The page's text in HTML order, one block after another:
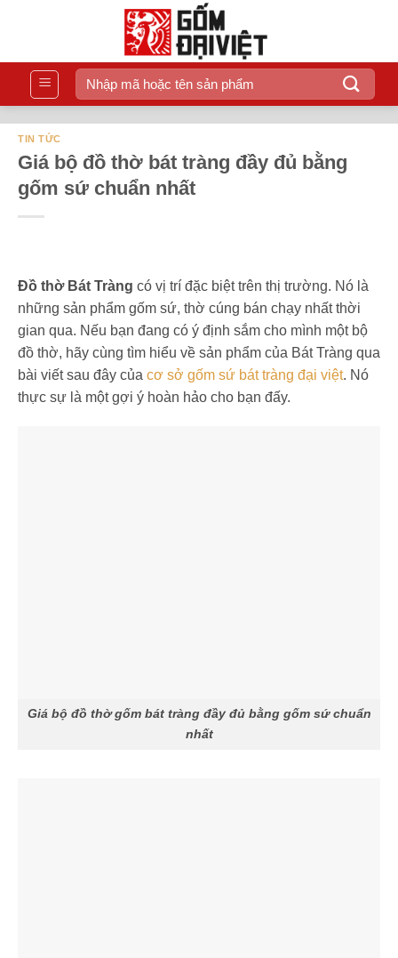
dung
Tìm
kiếm:
TIN TỨC
Giá bộ đồ thờ bát tràng đầy đủ bằng
gốm sứ chuẩn nhất
Đồ thờ Bát Tràng có vị trí đặc biệt trên thị trường. Nó là
những sản phẩm gốm sứ, thờ cúng bán chạy nhất thời
gian qua. Nếu bạn đang có ý định sắm cho mình một bộ
đồ thờ, hãy cùng tìm hiểu về sản phẩm của Bát Tràng qua
bài viết sau đây của cơ sở gốm sứ bát tràng đại việt. Nó
thực sự là một gợi ý hoàn hảo cho bạn đấy.
Giá bộ đồ thờ gốm bát tràng đầy đủ bằng gốm sứ chuẩn
nhất